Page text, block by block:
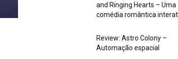
and Ringing Hearts – Uma
comédia romântica
Review: Astro Colony –
Automação espacial